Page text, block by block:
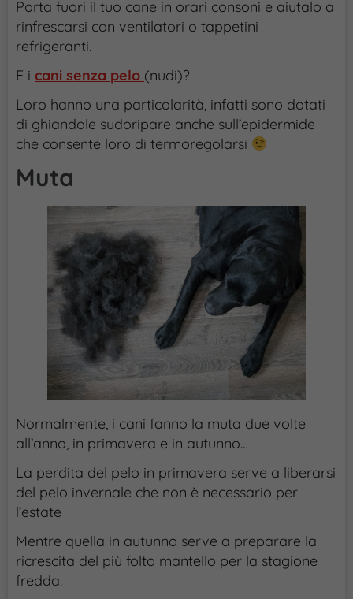
Porta fuori il tuo cane in orari consoni e aiutalo a
rinfrescarsi con ventilatori o tappetini
refrigeranti.
E i cani senza pelo (nudi)?
Loro hanno una particolarità, infatti sono dotati
di ghiandole sudoripare anche sull’epidermide
che consente loro di termoregolarsi
Muta
Normalmente, i cani fanno la muta due volte
all’anno, in primavera e in autunno…
La perdita del pelo in primavera serve a liberarsi
del pelo invernale che non è necessario per
l’estate
Mentre quella in autunno serve a preparare la
ricrescita del più folto mantello per la stagione
fredda.